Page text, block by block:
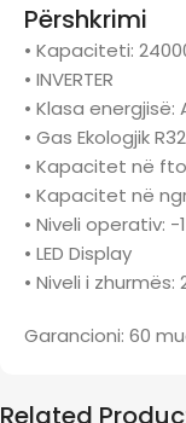
Përshkrimi
• Kapaciteti:
• INVERTER
• Klasa energjisë:
• Gas Ekologjik R32
• Kapacitet në
• Kapacitet në
• Niveli operativ: -
• LED Display
• Niveli i zhurmës:
Garancioni: 60
Related